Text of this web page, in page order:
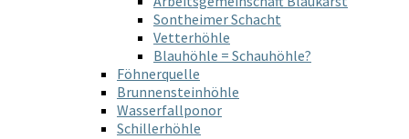
Sontheimer Schacht
Vetterhöhle
Blauhöhle = Schauhöhle?
Föhnerquelle
Brunnensteinhöhle
Wasserfallponor
Schillerhöhle